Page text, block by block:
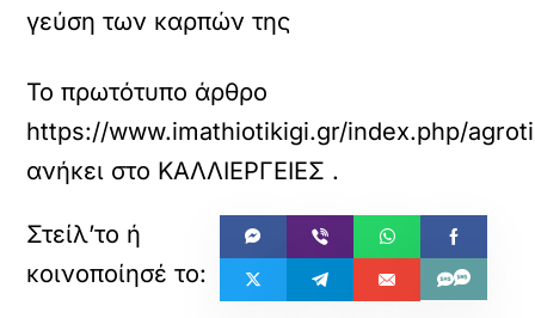
γεύση των καρπών της
Το πρωτότυπο άρθρο
https://www.imathiotikigi.gr/index.php/
ανήκει στο ΚΑΛΛΙΕΡΓΕΙΕΣ .